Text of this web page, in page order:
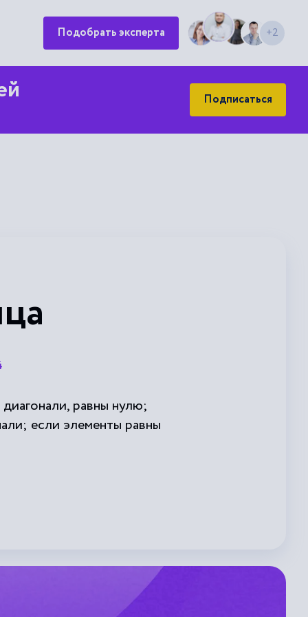
Подобрать эксперта +2
Подписаться
равны нулю;
если элементы равны